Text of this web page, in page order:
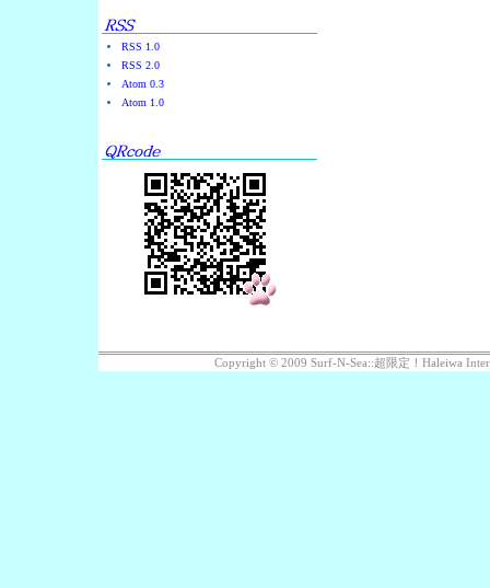
RSS 1.0
RSS 2.0
Atom 0.3
Atom 1.0
Copyright © 2009 Surf-N-Sea::超限定！Haleiwa